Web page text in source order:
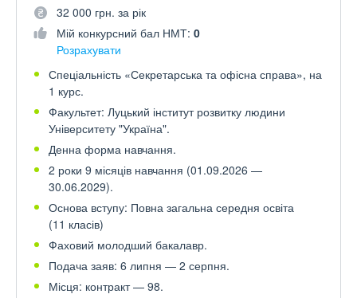
32 000 грн. за рік
Мій конкурсний бал НМТ: 0
Розрахувати
Спеціальність «Секретарська та офісна справа», на
1 курс.
Факультет: Луцький інститут розвитку людини
Університету "Україна".
Денна форма навчання.
2 роки 9 місяців навчання (01.09.2026 —
30.06.2029).
Основа вступу: Повна загальна середня освіта
(11 класів)
Фаховий молодший бакалавр.
Подача заяв: 6 липня — 2 серпня.
Місця: контракт — 98.